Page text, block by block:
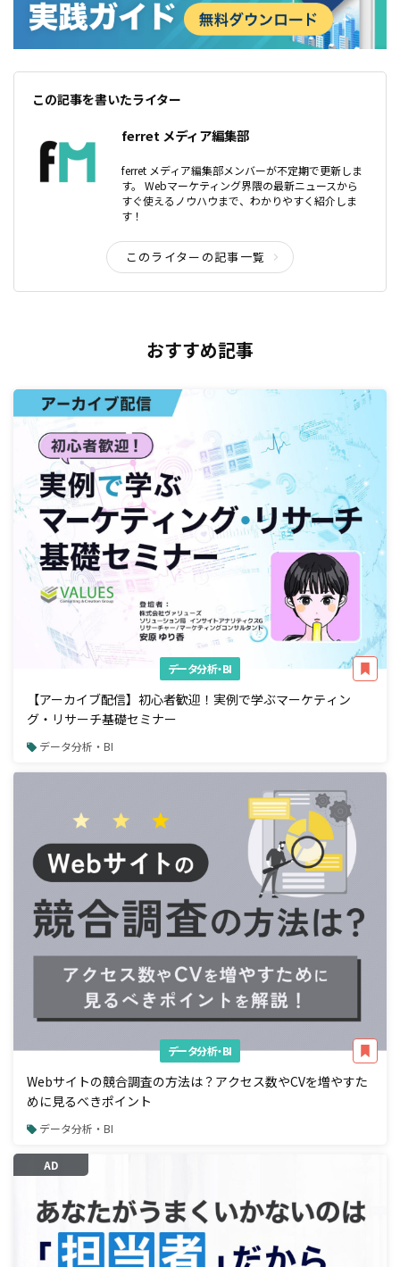
この記事を書いたライター
ferret メディア編集部
ferret メディア編集部メンバーが不定期で更新しま
す。 Webマーケティング界隈の最新ニュースから
すぐ使えるノウハウまで、わかりやすく紹介しま
す！
このライターの記事一覧
おすすめ記事
データ分析・BI
【アーカイブ配信】初心者歓迎！実例で学ぶマーケティン
グ・リサーチ基礎セミナー
データ分析・BI
データ分析・BI
Webサイトの競合調査の方法は？アクセス数やCVを増やすた
めに見るべきポイント
データ分析・BI
AD